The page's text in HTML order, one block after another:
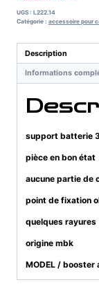
UGS : L222.14
Catégorie : accessoire pour
Description
Informations
support batterie
pièce en bon état
aucune partie de
point de fixation
quelques rayures
origine mbk
MODEL / booster